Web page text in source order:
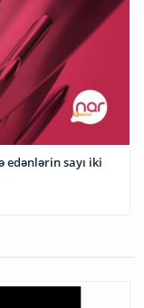
edənlərin sayı iki